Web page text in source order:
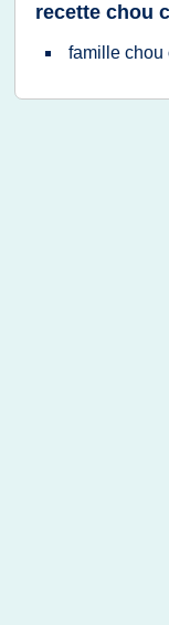
recette chou
famille chou